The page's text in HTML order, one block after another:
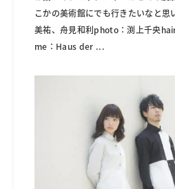
こかの美術館にでも行きたいなと
美祐、舟見和利photo：渕上千央
me：Haus der ...